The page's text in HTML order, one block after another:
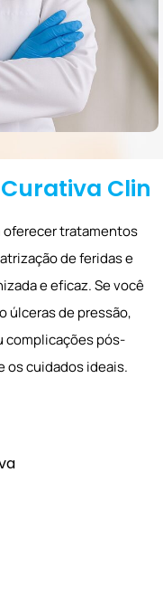
Clin
oferecer tratamentos
de feridas e
e eficaz. Se você
úlceras de pressão,
complicações pós-
os cuidados ideais.